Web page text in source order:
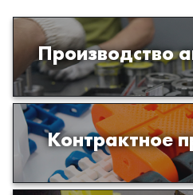
Производство
Разработка и
из
Контрактное
Производство
и полимеров